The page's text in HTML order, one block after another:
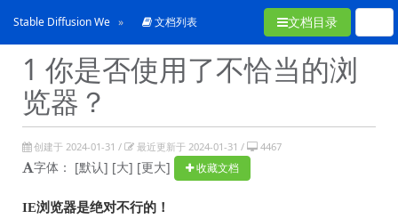
Stable Diffusion WebUI常见问题合集
文档列表 文档目录
1 你是否使用了不恰当的浏
览器？
创建于 2024-01-31 / 最近更新于 2024-01-31 / 4467
字体： [默认] [大] [更大] 收藏文档
IE浏览器是绝对不行的！